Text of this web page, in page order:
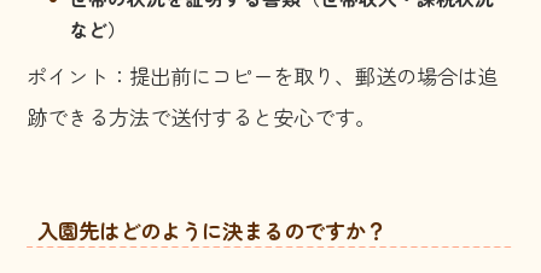
など）
ポイント：提出前にコピーを取り、郵送の場合は追
跡できる方法で送付すると安心です。
入園先はどのように決まるのですか？